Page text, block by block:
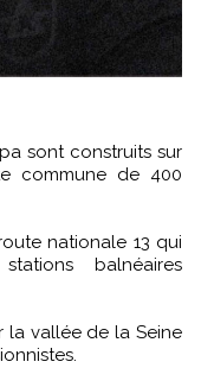
commune de 400
nationale 13 qui
balnéaires
la vallée de la Seine